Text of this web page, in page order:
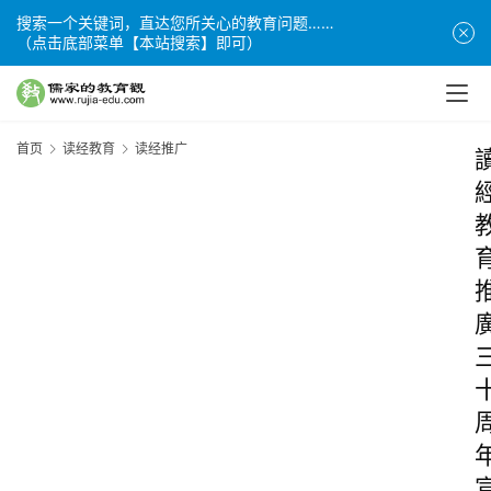
搜索一个关键词，直达您所关心的教育问题……
（点击底部菜单【本站搜索】即可）
首页 读经教育 读经推广